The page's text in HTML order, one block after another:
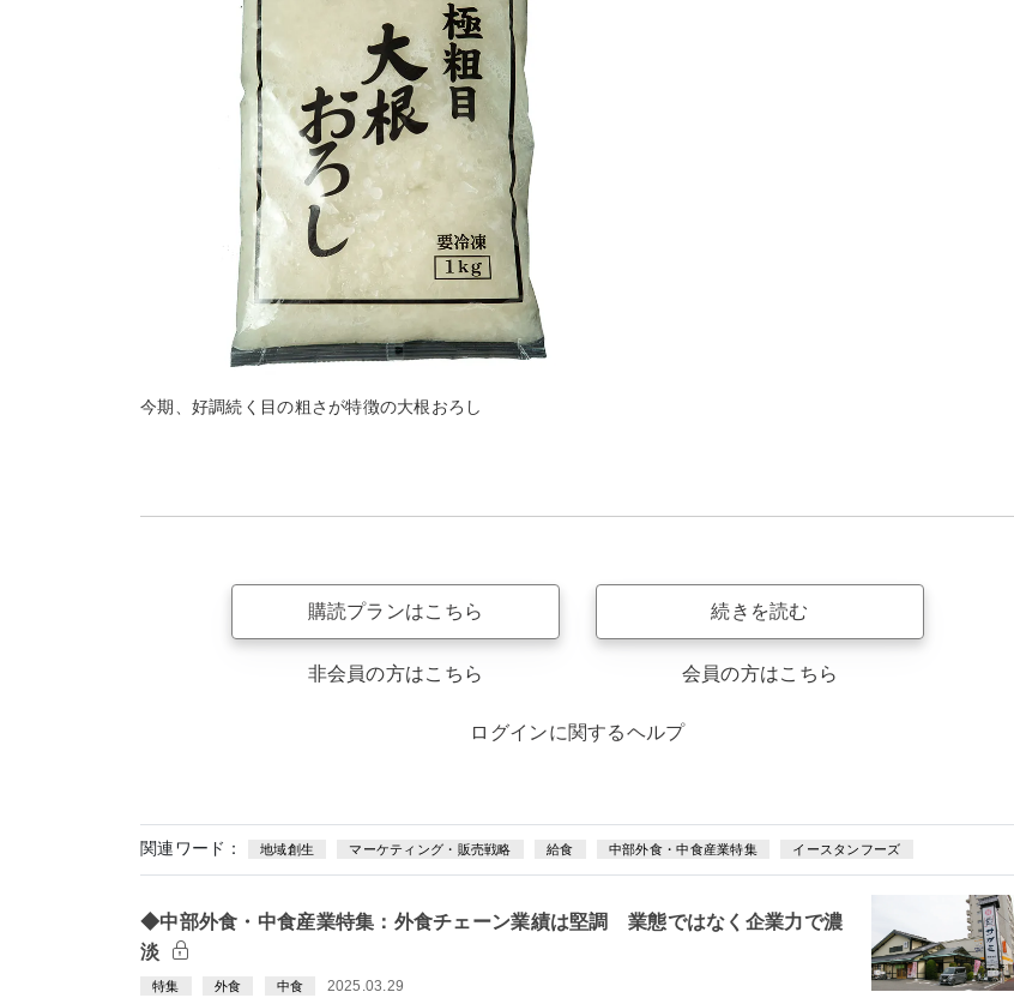
今期、好調続く目の粗さが特徴の大根おろし
購読プランはこちら
非会員の方はこちら
続きを読む
会員の方はこちら
ログインに関するヘルプ
関連ワード： 地域創生 マーケティング・販売戦略 給食 中部外食・中食産業特集 イースタンフーズ
◆中部外食・中食産業特集：外食チェーン業績は堅調 業態ではなく企業力で濃
淡
特集 外食 中食 2025.03.29